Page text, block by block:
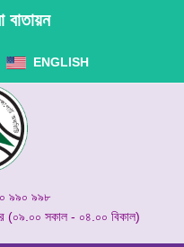
বাতায়ন
ENGLISH
৯৯০ ৯৯৮
(০৯.০০ সকাল - ০৪.০০ বিকাল)